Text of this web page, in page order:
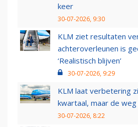
keer
30-07-2026, 9:30
KLM ziet resultaten
achteroverleunen is
‘Realistisch blijven’
30-07-2026, 9:29
KLM laat verbetering
kwartaal, maar de
30-07-2026, 8:22